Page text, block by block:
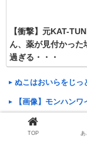
【衝撃】元KAT-
ん、薬が見付かった
過ぎる・・・
ぬこはおいらをじっと見つめる
【画像】モンハン
中部各地に危険度「Sラン
TOP あ